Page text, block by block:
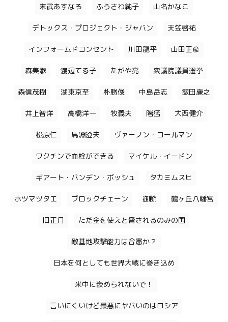
末武あすなろ ふうさわ純子 山名かなこ
デトックス・プロジェクト・ジャバン 天笠啓祐
インフォームドコンセント 川田龍平 山田正彦
森美歌 渡辺てる子 たがや亮 衆議院議員選挙
森信茂樹 湖東京至 朴勝俊 中島岳志 飯田康之
井上智洋 高橋洋一 牧義夫 階猛 大西健介
松原仁 馬淵澄夫 ヴァーノン・コールマン
ワクチンで血栓ができる マイケル・イードン
ギアート・バンデン・ボッシュ タカミムスヒ
ホツマツタエ ブロックチェーン 御節 鶴ヶ丘八幡宮
旧正月 ただ金を使えと脅されるのみの国
敵基地攻撃能力は合憲か？
日本を何としても世界大戦に巻き込め
米中に嵌められないで！
言いにくいけど最悪にヤバいのはロシア